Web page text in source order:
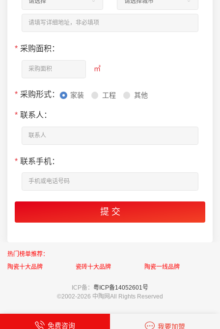
* 采购面积：
㎡
* 采购形式： 家装 工程 其他
* 联系人：
* 联系手机：
热门榜单推荐：
陶瓷十大品牌
瓷砖十大品牌 陶瓷一线品牌
ICP备： 粤ICP备14052601号
©2002-2026 中陶网All Rights Reserved
免费咨询 我要加盟